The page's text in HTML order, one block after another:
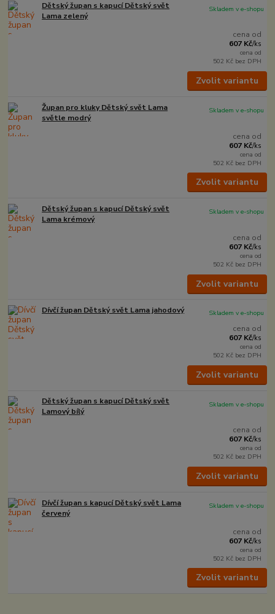
Dětský župan s kapucí Dětský svět
Lama zelený
cena od
607 Kč/ks
cena od
502 Kč bez DPH
Skladem v e-shopu
Zvolit variantu
Župan pro kluky Dětský svět Lama
světle modrý
cena od
607 Kč/ks
cena od
502 Kč bez DPH
Skladem v e-shopu
Zvolit variantu
Dětský župan s kapucí Dětský svět
Lama krémový
cena od
607 Kč/ks
cena od
502 Kč bez DPH
Skladem v e-shopu
Zvolit variantu
Dívčí župan Dětský svět Lama jahodový
cena od
607 Kč/ks
cena od
502 Kč bez DPH
Skladem v e-shopu
Zvolit variantu
Dětský župan s kapucí Dětský svět
Lamový bílý
cena od
607 Kč/ks
cena od
502 Kč bez DPH
Skladem v e-shopu
Zvolit variantu
Dívčí župan s kapucí Dětský svět Lama
červený
cena od
607 Kč/ks
cena od
502 Kč bez DPH
Skladem v e-shopu
Zvolit variantu